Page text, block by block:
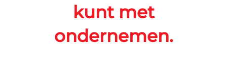
kunt met
ondernemen.